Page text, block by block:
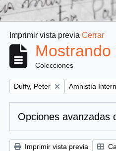
Imprimir vista previa Cerrar
Colecciones
Remove filter:
Duffy, Peter Remove filter:
Amnistía
Opciones avanzadas
Imprimir vista previa